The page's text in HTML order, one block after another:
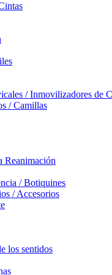
/ Inmovilizadores de
/ Camillas
Reanimación
/ Botiquines
/ Accesorios
los sentidos